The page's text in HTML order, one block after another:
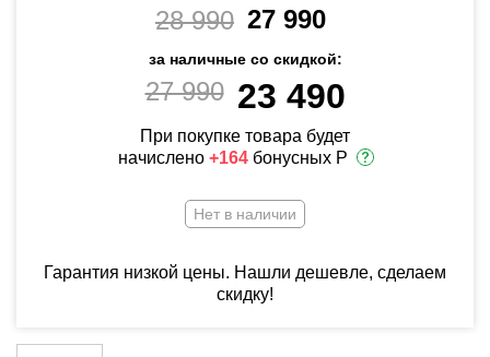
28 990 27 990
за наличные со скидкой:
27 990 23 490
При покупке товара будет
начислено +164 бонусных Р
Нет в наличии
Гарантия низкой цены. Нашли дешевле, сделаем
скидку!